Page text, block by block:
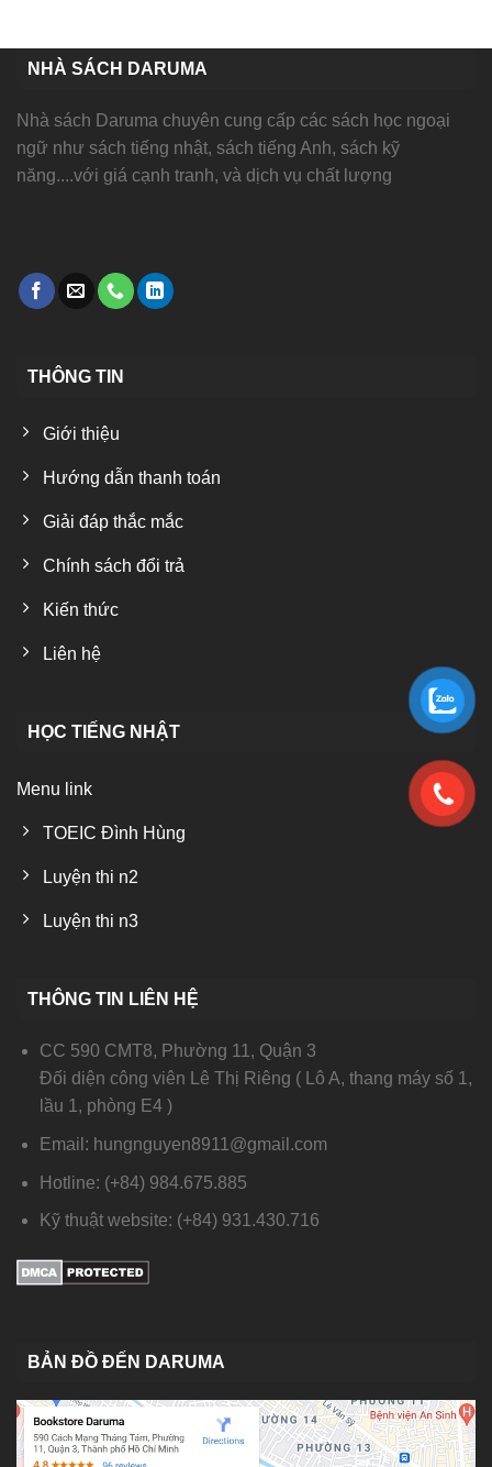
NHÀ SÁCH DARUMA
Nhà sách Daruma chuyên cung cấp các sách học ngoại
ngữ như sách tiếng nhật, sách tiếng Anh, sách kỹ
năng....với giá cạnh tranh, và dịch vụ chất lượng
THÔNG TIN
Giới thiệu
Hướng dẫn thanh toán
Giải đáp thắc mắc
Chính sách đổi trả
Kiến thức
Liên hệ
HỌC TIẾNG NHẬT
Menu link
TOEIC Đình Hùng
Luyện thi n2
Luyện thi n3
THÔNG TIN LIÊN HỆ
CC 590 CMT8, Phường 11, Quận 3
Đối diện công viên Lê Thị Riêng ( Lô A, thang máy số 1,
lầu 1, phòng E4 )
Email: hungnguyen8911@gmail.com
Hotline: (+84) 984.675.885
Kỹ thuật website: (+84) 931.430.716
BẢN ĐỒ ĐẾN DARUMA